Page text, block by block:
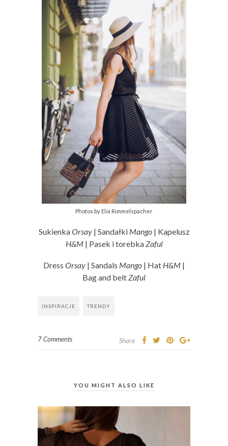
Photos by Eloi Rimmelspacher
SukienkaOrsay| Sandałki Mango | Kapelusz
H&M| Pasek i torebka Zaful
Dress Orsay | Sandals Mango | Hat H&M |
Bag and belt Zaful
INSPIRACJE TRENDY
7 Comments Share
YOU MIGHT ALSO LIKE